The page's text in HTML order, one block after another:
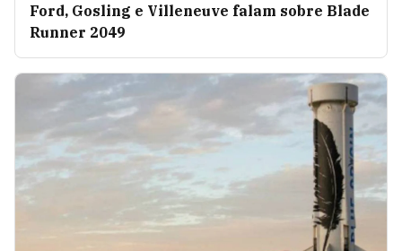
Ford, Gosling e Villeneuve falam sobre Blade
Runner 2049